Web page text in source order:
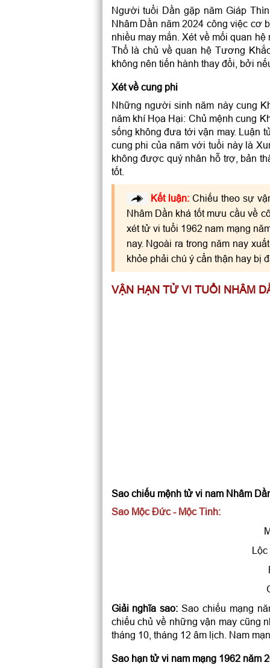
Người tuổi Dần gặp năm Giáp
Nhâm Dần năm 2024 công việc cơ
nhiều may mắn. Xét về mối quan
Thổ là chủ về quan hệ Tương
không nên tiến hành thay đổi, bởi
Xét về cung phi
Những người sinh năm này cung
năm khí Họa Hại: Chủ mệnh cung
sống không đưa tới vận may. Luận
cung phi của năm với tuổi này là
không được quý nhân hỗ trợ, bản
tốt.
Kết luận:Chiếu theo sự
Nhâm Dần khá tốt mưu cầu về
xét tử vi tuổi 1962 nam mạng
nay. Ngoài ra trong năm nay
khỏe phải chú ý cẩn thận hay bị
VẬN HẠN TỬ VI TUỔI NHÂM
Sao chiếu mệnh tử vi nam Nhâm
Sao Mộc Đức - Mộc Tinh:
Giải nghĩa sao:Sao chiếu mạng
chiếu chủ về những vận may cũng
tháng 10, tháng 12 âm lịch. Nam
Sao hạn tử vi nam mạng 1962 năm